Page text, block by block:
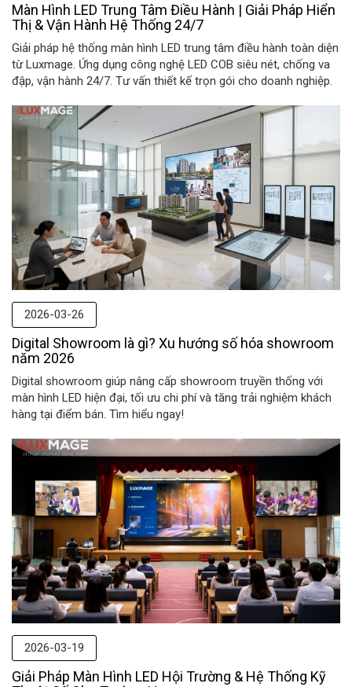
Màn Hình LED Trung Tâm Điều Hành | Giải Pháp Hiển
Thị & Vận Hành Hệ Thống 24/7
Giải pháp hệ thống màn hình LED trung tâm điều hành toàn diện
từ Luxmage. Ứng dụng công nghệ LED COB siêu nét, chống va
đập, vận hành 24/7. Tư vấn thiết kế trọn gói cho doanh nghiệp.
2026-03-26
Digital Showroom là gì? Xu hướng số hóa showroom
năm 2026
Digital showroom giúp nâng cấp showroom truyền thống với
màn hình LED hiện đại, tối ưu chi phí và tăng trải nghiệm khách
hàng tại điểm bán. Tìm hiểu ngay!
2026-03-19
Giải Pháp Màn Hình LED Hội Trường & Hệ Thống Kỹ